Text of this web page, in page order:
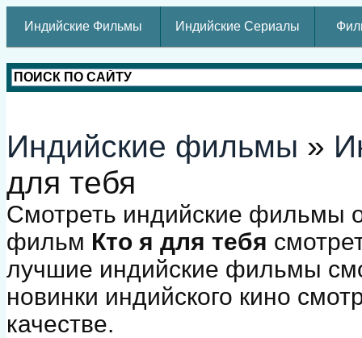
Индийские Фильмы Индийские Сериалы
Индийские фильмы »
для тебя
Смотреть индийские фильмы
фильм Кто я для тебя
лучшие индийские фильмы
новинки индийского кино
качестве.